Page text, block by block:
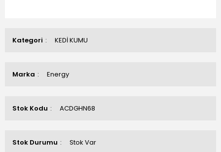
Kategori KEDİ KUMU
Marka Energy
Stok Kodu ACDGHN68
Stok Durumu Stok Var